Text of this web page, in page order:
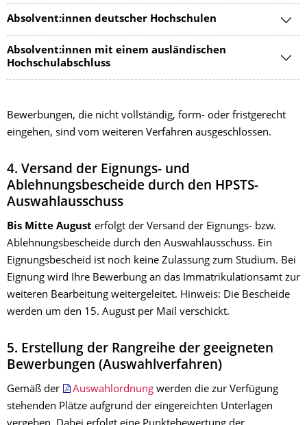
Absolvent:innen deutscher Hochschulen
Absolvent:innen mit einem ausländischen
Hochschulabschluss
Bewerbungen, die nicht vollständig, form- oder fristgerecht
eingehen, sind vom weiteren Verfahren ausgeschlossen.
4. Versand der Eignungs- und
Ablehnungsbescheide durch den HPSTS-
Auswahlausschuss
Bis Mitte August erfolgt der Versand der Eignungs- bzw.
Ablehnungsbescheide durch den Auswahlausschuss. Ein
Eignungsbescheid ist noch keine Zulassung zum Studium. Bei
Eignung wird Ihre Bewerbung an das Immatrikulationsamt zur
weiteren Bearbeitung weitergeleitet. Hinweis: Die Bescheide
werden um den 15. August per Mail verschickt.
5. Erstellung der Rangreihe der geeigneten
Bewerbungen (Auswahlverfahren)
Gemäß der Auswahlordnung werden die zur Verfügung
stehenden Plätze aufgrund der eingereichten Unterlagen